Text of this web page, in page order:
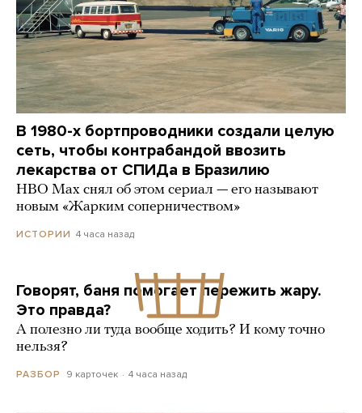
В 1980-х бортпроводники создали целую
сеть, чтобы контрабандой ввозить
лекарства от СПИДа в Бразилию
HBO Max снял об этом сериал — его называют
новым «Жарким соперничеством»
ИСТОРИИ 4 часа назад
Говорят, баня помогает пережить жару.
Это правда?
А полезно ли туда вообще ходить? И кому точно
нельзя?
РАЗБОР 9 карточек 4 часа назад